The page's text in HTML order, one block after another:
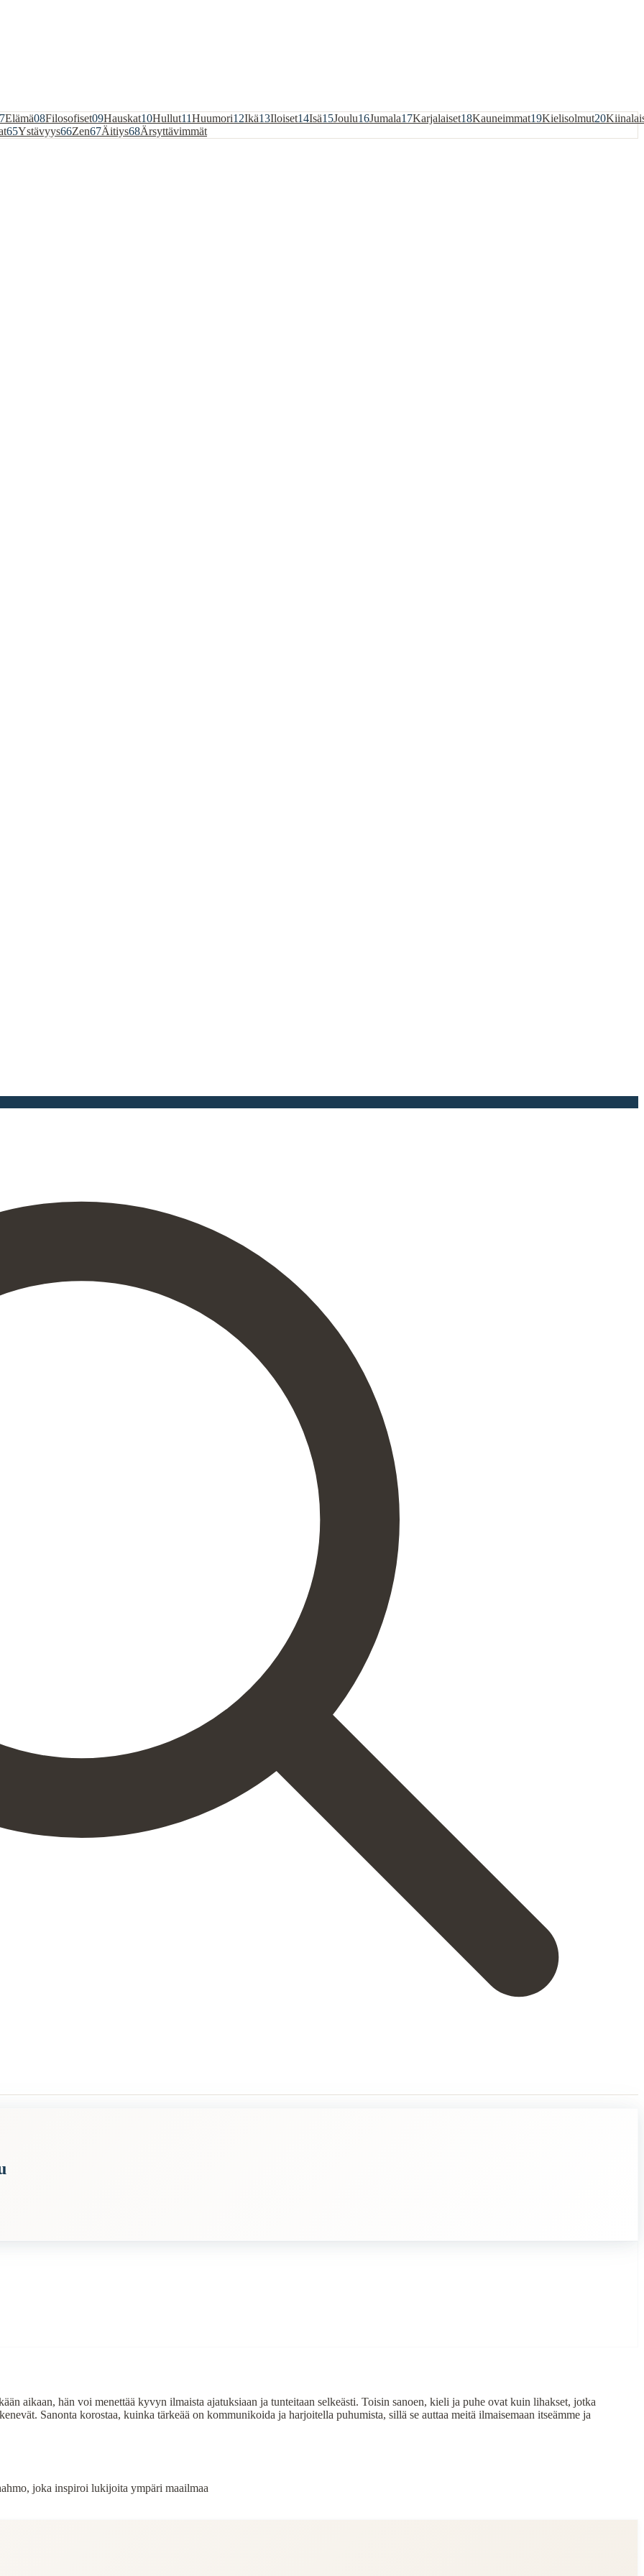
Elämä08Filosofiset09Hauskat10Hullut11Huumori12Ikä13Iloiset14Isä15Joulu16Jumala17Karjalaiset18Kauneimmat19Kielisolmut20
65Ystävyys66Zen67Äitiys68Ärsyttävimmät
pitkään aikaan, hän voi menettää kyvyn ilmaista ajatuksiaan ja tunteitaan selkeästi. Toisin sanoen, kieli ja puhe ovat kuin
aikaan, hän voi menettää kyvyn ilmaista ajatuksiaan ja tunteitaan selkeästi. Toisin sanoen, kieli ja puhe ovat kuin lihakset, jotka
Sanonta korostaa, kuinka tärkeää on kommunikoida ja harjoitella puhumista, sillä se auttaa meitä ilmaisemaan itseämme ja
joka inspiroi lukijoita ympäri maailmaa